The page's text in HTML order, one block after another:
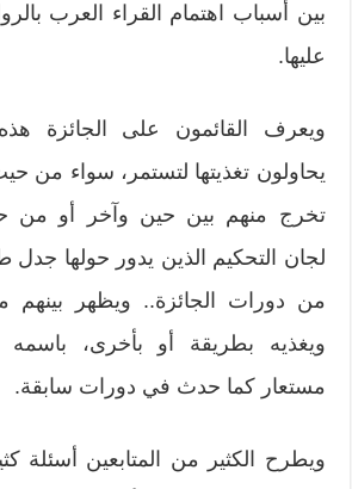
بين أسباب اهتمام القراء العرب
عليها.
ويعرف القائمون على الجائزة هذه
يحاولون تغذيتها لتستمر، سواء من
تخرج منهم بين حين وآخر أو من
لجان التحكيم الذين يدور حولها
من دورات الجائزة.. ويظهر
ويغذيه بطريقة أو بأخرى،
مستعار كما حدث في دورات سابقة.
ويطرح الكثير من المتابعين